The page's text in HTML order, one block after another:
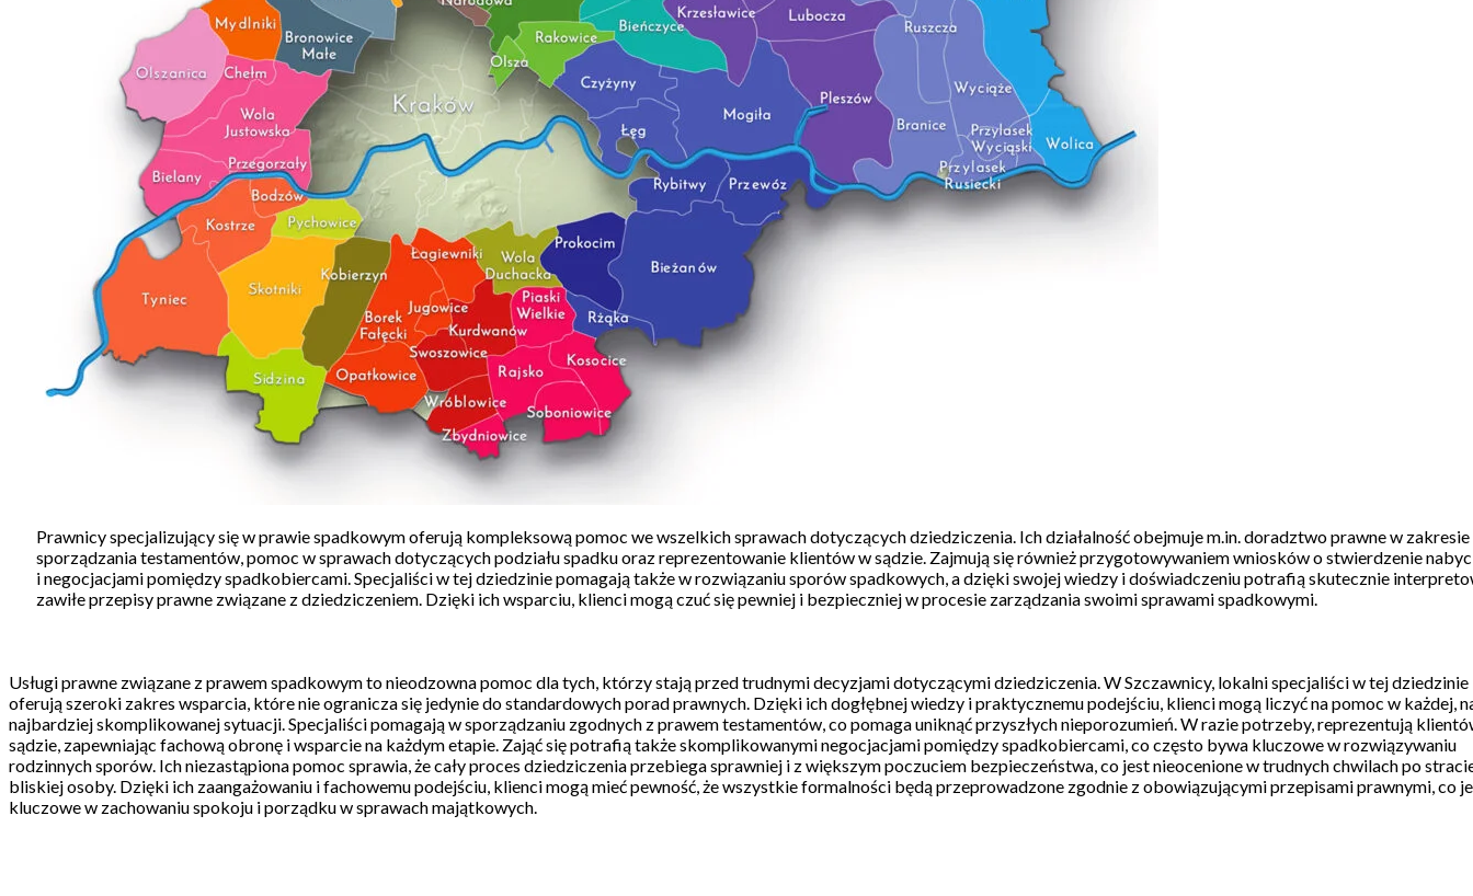
Prawnicy specjalizujący się w prawie spadkowym oferują kompleksową pomoc we wszelkich sprawach dotyczących dziedziczenia. Ich działalność obejmuje m.in. doradztwo prawne w zakresie
sporządzania testamentów, pomoc w sprawach dotyczących podziału spadku oraz reprezentowanie klientów w sądzie. Zajmują się również przygotowywaniem wniosków o stwierdzenie
i negocjacjami pomiędzy spadkobiercami. Specjaliści w tej dziedzinie pomagają także w rozwiązaniu sporów spadkowych, a dzięki swojej wiedzy i doświadczeniu potrafią skutecznie
zawiłe przepisy prawne związane z dziedziczeniem. Dzięki ich wsparciu, klienci mogą czuć się pewniej i bezpieczniej w procesie zarządzania swoimi sprawami spadkowymi.
Usługi prawne związane z prawem spadkowym to nieodzowna pomoc dla tych, którzy stają przed trudnymi decyzjami dotyczącymi dziedziczenia. W Szczawnicy, lokalni specjaliści w tej dziedzinie
oferują szeroki zakres wsparcia, które nie ogranicza się jedynie do standardowych porad prawnych. Dzięki ich dogłębnej wiedzy i praktycznemu podejściu, klienci mogą liczyć na pomoc w każdej,
najbardziej skomplikowanej sytuacji. Specjaliści pomagają w sporządzaniu zgodnych z prawem testamentów, co pomaga uniknąć przyszłych nieporozumień. W razie potrzeby, reprezentują
sądzie, zapewniając fachową obronę i wsparcie na każdym etapie. Zająć się potrafią także skomplikowanymi negocjacjami pomiędzy spadkobiercami, co często bywa kluczowe w rozwiązywaniu
rodzinnych sporów. Ich niezastąpiona pomoc sprawia, że cały proces dziedziczenia przebiega sprawniej i z większym poczuciem bezpieczeństwa, co jest nieocenione w trudnych chwilach po
bliskiej osoby. Dzięki ich zaangażowaniu i fachowemu podejściu, klienci mogą mieć pewność, że wszystkie formalności będą przeprowadzone zgodnie z obowiązującymi przepisami prawnymi, co
kluczowe w zachowaniu spokoju i porządku w sprawach majątkowych.